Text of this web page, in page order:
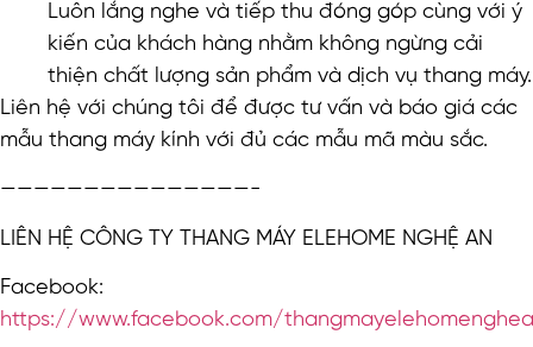
Luôn lắng nghe và tiếp thu đóng góp cùng với ý
kiến của khách hàng nhằm không ngừng cải
thiện chất lượng sản phẩm và dịch vụ thang máy.
Liên hệ với chúng tôi để được tư vấn và báo giá các
mẫu thang máy kính với đủ các mẫu mã màu sắc.
———————————————-
LIÊN HỆ CÔNG TY THANG MÁY ELEHOME NGHỆ AN
Facebook:
https://www.facebook.com/